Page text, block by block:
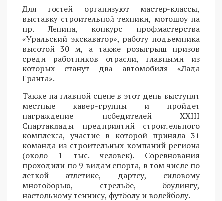
Для гостей организуют мастер-классы,
выставку строительной техники, мотошоу на
пр. Ленина, конкурс профмастерства
«Уральский экскаватор», работу подъемника
высотой 30 м, а также розыгрыш призов
среди работников отрасли, главными из
которых станут два автомобиля «Лада
Гранта».
Также на главной сцене в этот день выступят
местные кавер-группы и пройдет
награждение победителей XXIII
Спартакиады предприятий строительного
комплекса, участие в которой приняла 31
команда из строительных компаний региона
(около 1 тыс. человек). Соревнования
проходили по 9 видам спорта, в том числе по
легкой атлетике, дартсу, силовому
многоборью, стрельбе, боулингу,
настольному теннису, футболу и волейболу.